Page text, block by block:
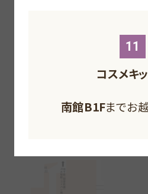
南館
情報に敏感でアクティブな感
までお越
南館1Fまでお越
南館1Fまでお越
北館B2Fまでお越
北館1Fまでお越
北館B1Fまでお越
11
コスメキ
南館B1Fまでお